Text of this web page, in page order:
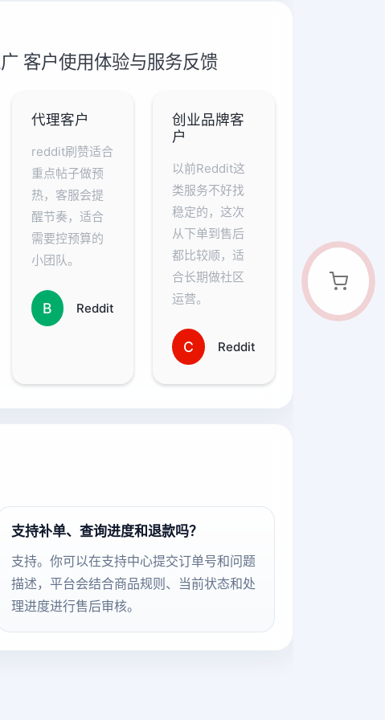
客户使用体验与服务反馈
代理客户
reddit刷赞适合
重点帖子做预
热，客服会提
醒节奏，适合
需要控预算的
小团队。
B Reddit
创业品牌客
户
以前Reddit这
类服务不好找
稳定的，这次
从下单到售后
都比较顺，适
合长期做社区
运营。
C Reddit
支持补单、查询进度和退款吗？
支持。你可以在支持中心提交订单号和问题
描述，平台会结合商品规则、当前状态和处
理进度进行售后审核。